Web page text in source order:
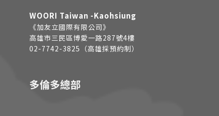
WOORI Taiwan -Kaohsiung
《加友立國際有限公司》
高雄市三民區博愛一路287號4樓
02-7742-3825（高雄採預約制）
多倫多總部